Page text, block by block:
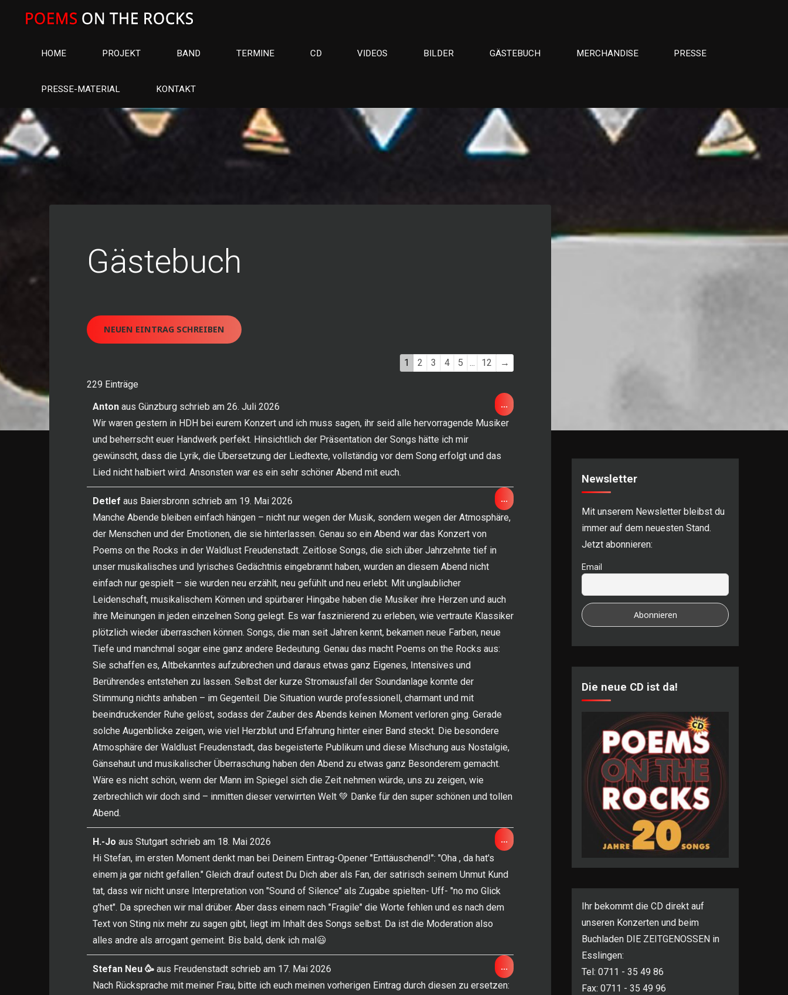
HOME PROJEKT BAND TERMINE CD VIDEOS BILDER GÄSTEBUCH MERCHANDISE PRESSE
PRESSE-MATERIAL KONTAKT
Gästebuch
Navigation
1 2 3 4 5 ... 12
→
229 Einträge
Anton aus Günzburg schrieb am 26. Juli 2026
Wir waren gestern in HDH bei eurem Konzert und ich muss sagen, ihr seid alle hervorragende Musiker
und beherrscht euer Handwerk perfekt. Hinsichtlich der Präsentation der Songs hätte ich mir
gewünscht, dass die Lyrik, die Übersetzung der Liedtexte, vollständig vor dem Song erfolgt und das
Lied nicht halbiert wird. Ansonsten war es ein sehr schöner Abend mit euch.
... Diese
Metabox
ein-/ausblenden.
Detlef aus Baiersbronn schrieb am 19. Mai 2026
Manche Abende bleiben einfach hängen – nicht nur wegen der Musik, sondern wegen der Atmosphäre,
der Menschen und der Emotionen, die sie hinterlassen. Genau so ein Abend war das Konzert von
Poems on the Rocks in der Waldlust Freudenstadt. Zeitlose Songs, die sich über Jahrzehnte tief in
unser musikalisches und lyrisches Gedächtnis eingebrannt haben, wurden an diesem Abend nicht
einfach nur gespielt – sie wurden neu erzählt, neu gefühlt und neu erlebt. Mit unglaublicher
Leidenschaft, musikalischem Können und spürbarer Hingabe haben die Musiker ihre Herzen und auch
ihre Meinungen in jeden einzelnen Song gelegt. Es war faszinierend zu erleben, wie vertraute Klassiker
plötzlich wieder überraschen können. Songs, die man seit Jahren kennt, bekamen neue Farben, neue
Tiefe und manchmal sogar eine ganz andere Bedeutung. Genau das macht Poems on the Rocks aus:
Sie schaffen es, Altbekanntes aufzubrechen und daraus etwas ganz Eigenes, Intensives und
Berührendes entstehen zu lassen. Selbst der kurze Stromausfall der Soundanlage konnte der
Stimmung nichts anhaben – im Gegenteil. Die Situation wurde professionell, charmant und mit
beeindruckender Ruhe gelöst, sodass der Zauber des Abends keinen Moment verloren ging. Gerade
solche Augenblicke zeigen, wie viel Herzblut und Erfahrung hinter einer Band steckt. Die besondere
Atmosphäre der Waldlust Freudenstadt, das begeisterte Publikum und diese Mischung aus Nostalgie,
Gänsehaut und musikalischer Überraschung haben den Abend zu etwas ganz Besonderem gemacht.
Wäre es nicht schön, wenn der Mann im Spiegel sich die Zeit nehmen würde, uns zu zeigen, wie
zerbrechlich wir doch sind – inmitten dieser verwirrten Welt 💚 Danke für den super schönen und tollen
Abend.
... Diese
Metabox
ein-/ausblenden.
H.-Jo aus Stutgart schrieb am 18. Mai 2026
Hi Stefan, im ersten Moment denkt man bei Deinem Eintrag-Opener "Enttäuschend!": "Oha , da hat's
einem ja gar nicht gefallen." Gleich drauf outest Du Dich aber als Fan, der satirisch seinem Unmut Kund
tat, dass wir nicht unsre Interpretation von "Sound of Silence" als Zugabe spielten- Uff- "no mo Glick
g'het". Da sprechen wir mal drüber. Aber dass einem nach "Fragile" die Worte fehlen und es nach dem
Text von Sting nix mehr zu sagen gibt, liegt im Inhalt des Songs selbst. Da ist die Moderation also
alles andre als arrogant gemeint. Bis bald, denk ich mal😃
... Diese
Metabox
Stefan Neu 🥳 aus Freudenstadt schrieb am 17. Mai 2026
Nach Rücksprache mit meiner Frau, bitte ich euch meinen vorherigen Eintrag durch diesen zu ersetzen:
... Diese
Metabox
ein-/ausblenden.
Newsletter
Mit unserem Newsletter bleibst du
immer auf dem neuesten Stand.
Jetzt abonnieren:
Email
Die neue CD ist da!
Ihr bekommt die CD direkt auf
unseren Konzerten und beim
Buchladen DIE ZEITGENOSSEN in
Esslingen:
Tel: 0711 - 35 49 86
Fax: 0711 - 35 49 96